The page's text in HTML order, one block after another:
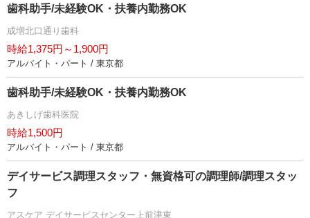
歯科助手/未経験OK・扶養内勤務OK
成増北口通り歯科
時給1,375円～1,900円
アルバイト・パート / 東京都
歯科助手/未経験OK・扶養内勤務OK
あきしげ歯科医院
時給1,500円
アルバイト・パート / 東京都
デイサービス調理スタッフ・無資格可の調理師/調理スタッ
フ
アスケア デイサービスセンター上前津東